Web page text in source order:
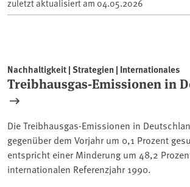
zuletzt aktualisiert am 04.05.2026
Nachhaltigkeit | Strategien | Internationales
Treibhausgas-Emissionen in
Die Treibhausgas-Emissionen in
gegenüber dem Vorjahr um 0,1 Prozent
entspricht einer Minderung um 48,2
internationalen Referenzjahr 1990.